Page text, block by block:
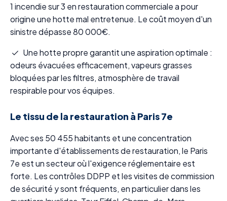
1 incendie sur 3 en restauration commerciale a pour
origine une hotte mal entretenue. Le coût moyen d'un
sinistre dépasse 80 000€.
Une hotte propre garantit une aspiration optimale :
odeurs évacuées efficacement, vapeurs grasses
bloquées par les filtres, atmosphère de travail
respirable pour vos équipes.
Le tissu de la restauration à Paris 7e
Avec ses 50 455 habitants et une concentration
importante d'établissements de restauration, le Paris
7e est un secteur où l'exigence réglementaire est
forte. Les contrôles DDPP et les visites de commission
de sécurité y sont fréquents, en particulier dans les